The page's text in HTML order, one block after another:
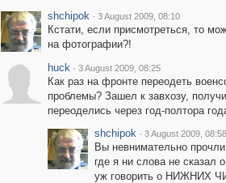
shchipok · 3 August 2009, 08:10
Кстати, если присмотреться, то
на фотографии?!
huck · 3 August 2009, 08:25
Как раз на фронте переодеть
проблемы? Зашел к завхозу,
переоделись через год-полтора
shchipok · 3 August 2009, 08:58
Вы невнимательно
где я ни слова не
уж говорить о НИЖНИХ